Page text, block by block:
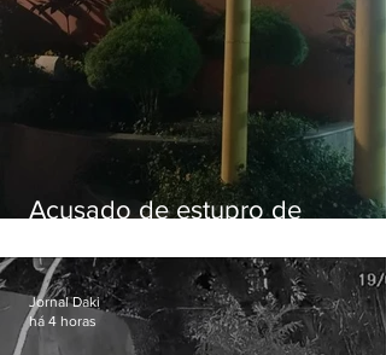
Acusado de estupro de
Jornal Daki
há 4 horas